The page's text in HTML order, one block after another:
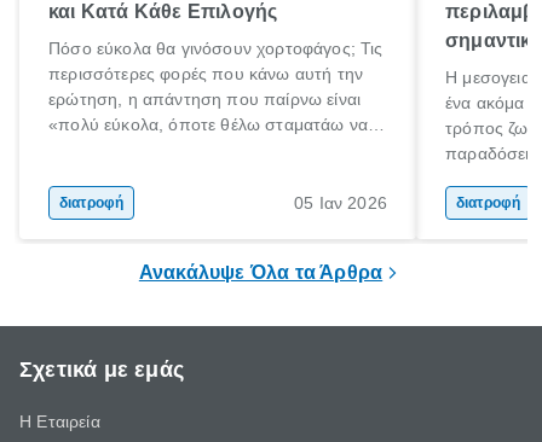
και Κατά Κάθε Eπιλογής
Πόσο εύκολα θα γινόσουν χορτοφάγος; Τις
περισσότερες φορές που κάνω αυτή την
ερώτηση, η απάντηση που παίρνω είναι
«πολύ εύκολα, όποτε θέλω σταματάω να
ακόμα λιγότεροι εκείνοι που το κάνουν. Και
γιατί θα πρέπει όλοι να σταματήσουν να
διατροφή 05 Ιαν 2026
Η
ένα ακόμα
τρόπος
παραδόσεις
και
διατροφή
Ανακάλυψε Όλα τα Άρθρα
Σχετικά με εμάς
Η Εταιρεία